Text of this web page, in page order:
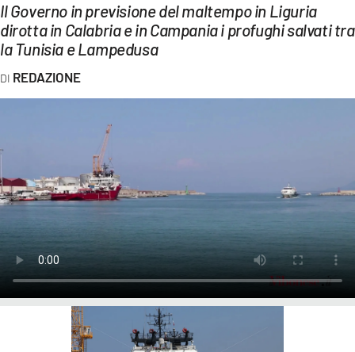
LAC NETWORK
LAC ONAIR
LACONAIR.IT
LACITYMAG.IT
ILREGGINO.IT
COSENZACHANNEL.IT
ILVIBONESE.IT
Il Governo in previsione del maltempo in Liguria
dirotta in Calabria e in Campania i profughi salvati tra
la Tunisia e Lampedusa
REDAZIONE